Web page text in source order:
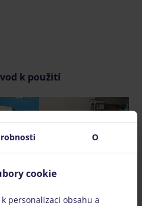
k použití
O
cookie
personalizaci obsahu a